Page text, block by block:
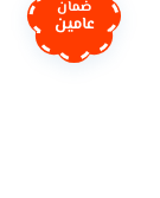
ضمان
عامين